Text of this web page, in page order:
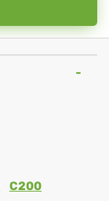
C200